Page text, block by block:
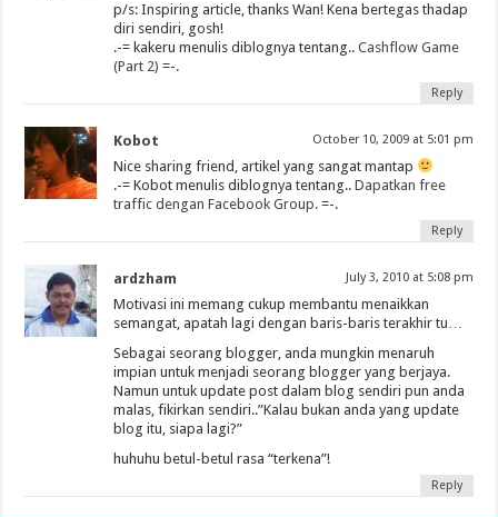
p/s: Inspiring article, thanks Wan! Kena bertegas thadap
diri sendiri, gosh!
.-= kakeru menulis diblognya tentang..Cashflow Game
(Part 2) =-.
Reply
Kobot October 10, 2009 at 5:01 pm
Nice sharing friend, artikel yang sangat mantap
.-= Kobot menulis diblognya tentang..Dapatkan free
traffic dengan Facebook Group. =-.
Reply
ardzham July 3, 2010 at 5:08 pm
Motivasi ini memang cukup membantu menaikkan
semangat, apatah lagi dengan baris-baris terakhir tu…
Sebagai seorang blogger, anda mungkin menaruh
impian untuk menjadi seorang blogger yang berjaya.
Namun untuk update post dalam blog sendiri pun anda
malas, fikirkan sendiri..”Kalau bukan anda yang update
blog itu, siapa lagi?”
huhuhu betul-betul rasa “terkena”!
Reply